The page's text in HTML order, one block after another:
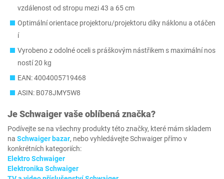
vzdálenost od stropu mezi 43 a 65 cm
Optimální orientace projektoru/projektoru díky náklonu a otáčen
í
Vyrobeno z odolné oceli s práškovým nástřikem s maximální nos
ností 20 kg
EAN: 4004005719468
ASIN: B078JMY5W8
JeSchwaigervaše oblíbená značka?
Podívejte se na všechny produkty této značky, které mám skladem
na Schwaiger bazar, nebo vyhledávejte Schwaiger přímo v
konkrétních kategoriích:
Elektro Schwaiger
Elektronika Schwaiger